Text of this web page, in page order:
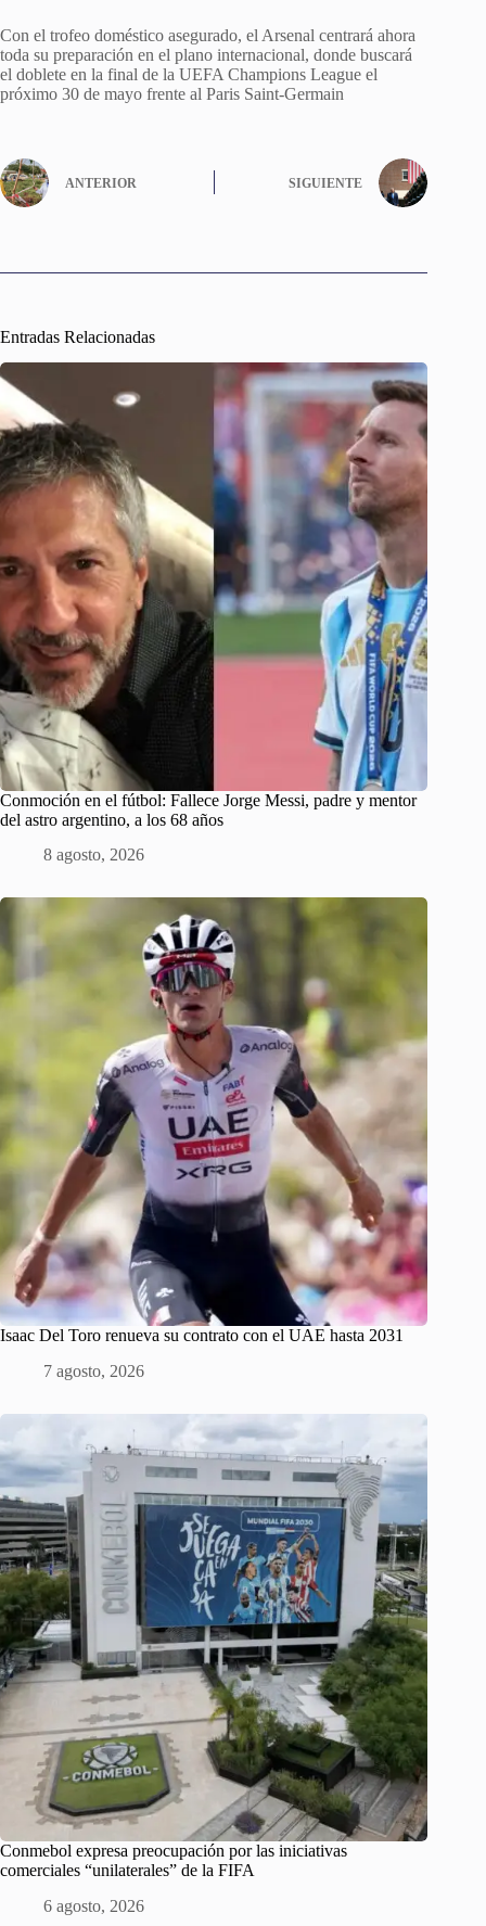
Con el trofeo doméstico asegurado, el Arsenal centrará ahora
toda su preparación en el plano internacional, donde buscará
el doblete en la final de la UEFA Champions League el
próximo 30 de mayo frente al Paris Saint-Germain
ANTERIOR SIGUIENTE
Entradas Relacionadas
Conmoción en el fútbol: Fallece Jorge Messi, padre y mentor
del astro argentino, a los 68 años
8 agosto, 2026
Isaac Del Toro renueva su contrato con el UAE hasta 2031
7 agosto, 2026
Conmebol expresa preocupación por las iniciativas
comerciales “unilaterales” de la FIFA
6 agosto, 2026